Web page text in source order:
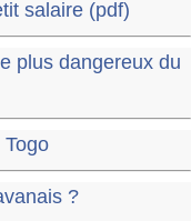
salaire (pdf)
plus dangereux du
?